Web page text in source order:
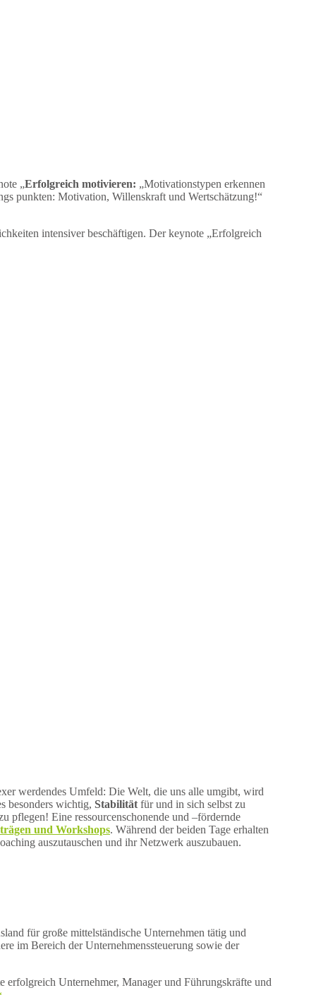
„Erfolgreich motivieren: „Motivationstypen erkennen
punkten: Motivation, Willenskraft und Wertschätzung!“
intensiver beschäftigen. Der keynote „Erfolgreich
werdendes Umfeld: Die Welt, die uns alle umgibt, wird
besonders wichtig, Stabilität für und in sich selbst zu
pflegen! Eine ressourcenschonende und –fördernde
und Workshops. Während der beiden Tage erhalten
auszutauschen und ihr Netzwerk auszubauen.
für große mittelständische Unternehmen tätig und
im Bereich der Unternehmenssteuerung sowie der
Unternehmer, Manager und Führungskräfte und